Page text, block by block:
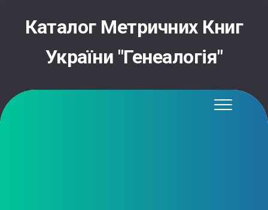
contentКаталог Метричних Книг
України "Генеалогія"